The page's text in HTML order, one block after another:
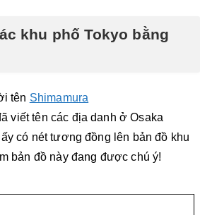
khu phố Tokyo bằng
tên Shimamura
viết tên các địa danh ở Osaka
có nét tương đồng lên bản đồ khu
bản đồ này đang được chú ý!